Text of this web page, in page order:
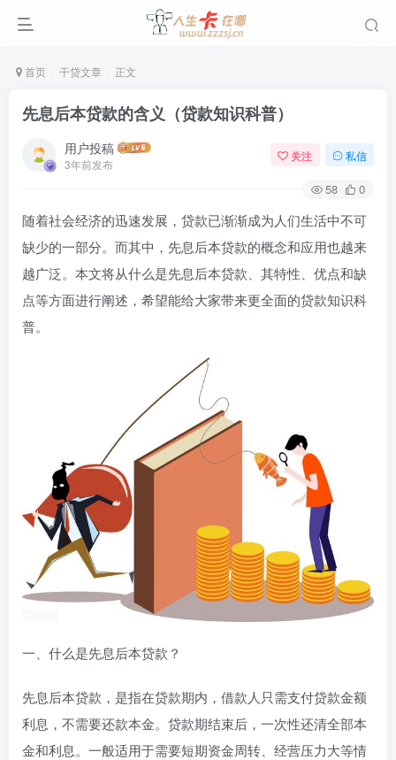
首页 干贷文章 正文
先息后本贷款的含义（贷款知识科普）
用户投稿
3年前发布
关注 私信
58 0
随着社会经济的迅速发展，贷款已渐渐成为人们生活中不可
缺少的一部分。而其中，先息后本贷款的概念和应用也越来
越广泛。本文将从什么是先息后本贷款、其特性、优点和缺
点等方面进行阐述，希望能给大家带来更全面的贷款知识科
普。
一、什么是先息后本贷款？
先息后本贷款，是指在贷款期内，借款人只需支付贷款金额
利息，不需要还款本金。贷款期结束后，一次性还清全部本
金和利息。一般适用于需要短期资金周转、经营压力大等情